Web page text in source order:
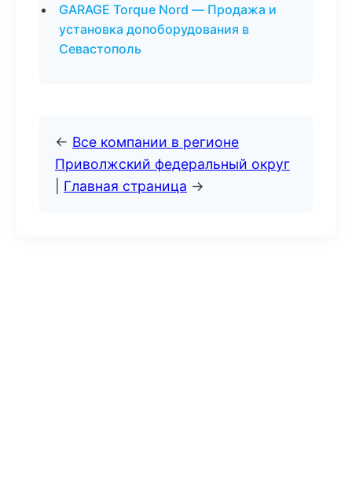
GARAGE Torque Nord — Продажа и
установка допоборудования в
Севастополь
← Все компании в регионе
Приволжский федеральный округ
Главная страница →